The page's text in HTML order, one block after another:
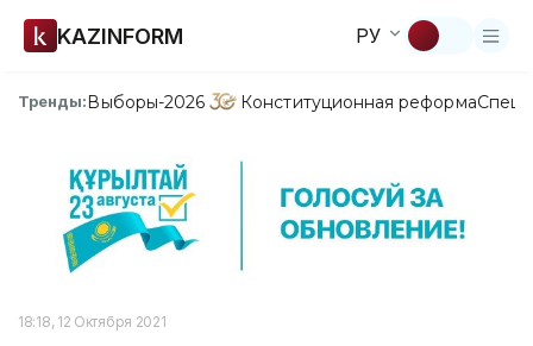
KAZINFORM РУ
Тренды:Выборы-2026 Конституционная реформа
18:18, 12 Октября 2021